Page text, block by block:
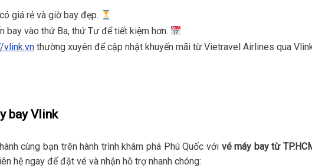
giá rẻ và giờ bay đẹp.
bay vào thứ Ba, thứ Tư để tiết kiệm hơn.
vlink.vn thường xuyên để cập nhật khuyến mãi từ Vietravel Airlines qua
bay Vlink
cùng bạn trên hành trình khám phá Phú Quốc với vé máy bay từ
hệ ngay để đặt vé và nhận hỗ trợ nhanh chóng: